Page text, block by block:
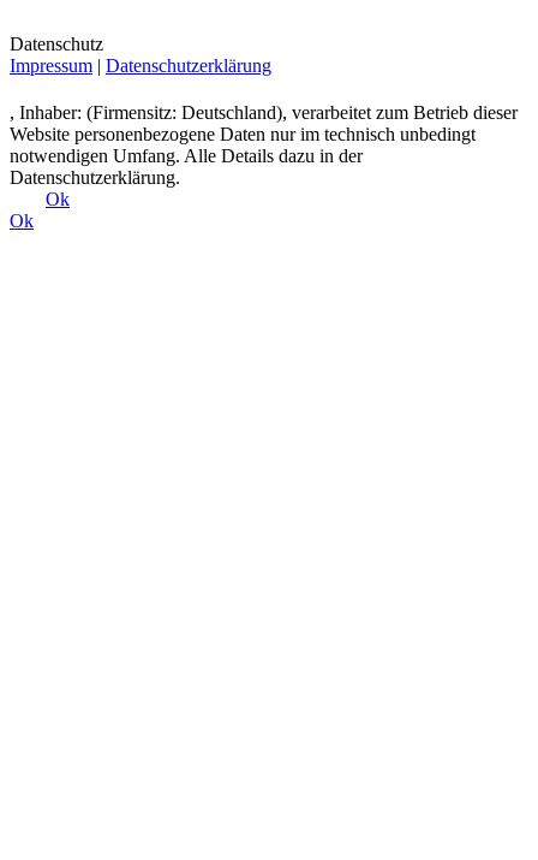
Datenschutz
Impressum | Datenschutzerklärung
, Inhaber: (Firmensitz: Deutschland), verarbeitet zum Betrieb dieser
Website personenbezogene Daten nur im technisch unbedingt
notwendigen Umfang. Alle Details dazu in der
Datenschutzerklärung.
Ok
Ok